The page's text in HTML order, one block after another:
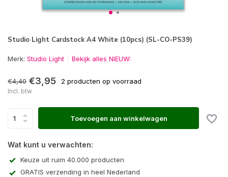
Studio Light Cardstock A4 White (10pcs) (SL-CO-PS39)
Merk: Studio Light Bekijk alles NIEUW:
€4,40 €3,95 2 producten op voorraad
Incl. btw
Toevoegen aan winkelwagen
Wat kunt u verwachten:
Keuze uit ruim 40.000 producten
GRATIS verzending in heel Nederland